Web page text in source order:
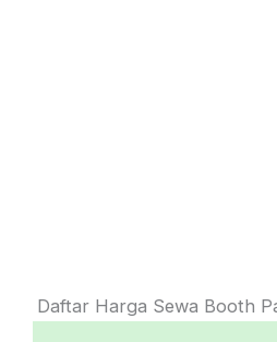
Daftar Harga Sewa Booth